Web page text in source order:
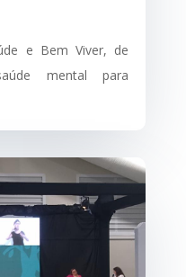
e Bem Viver, de
mental para